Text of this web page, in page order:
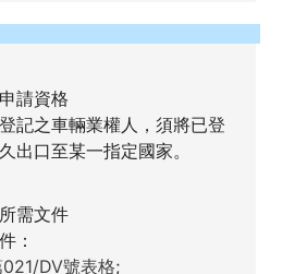
請資格
記之車輛業權人，須將已登
出口至某一指定國家。
需文件
：
DV號表格;